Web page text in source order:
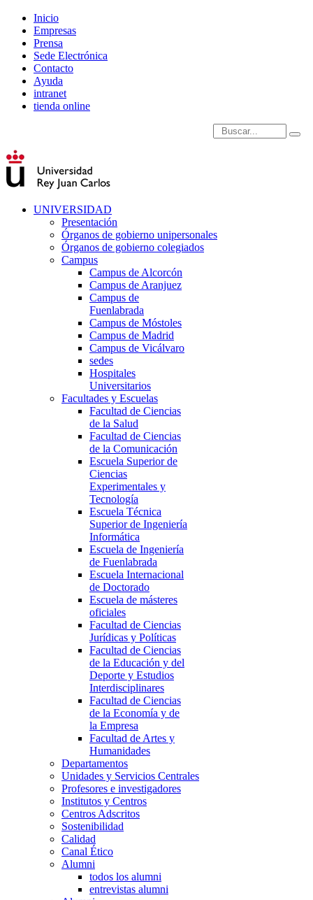
Inicio
Empresas
Prensa
Sede Electrónica
Contacto
Ayuda
intranet
tienda online
Introduce términos de
UNIVERSIDAD
Presentación
Órganos de gobierno unipersonales
Órganos de gobierno colegiados
Campus
Campus de Alcorcón
Campus de Aranjuez
Campus de
Fuenlabrada
Campus de Móstoles
Campus de Madrid
Campus de Vicálvaro
sedes
Hospitales
Universitarios
Facultades y Escuelas
Facultad de Ciencias
de la Salud
Facultad de Ciencias
de la Comunicación
Escuela Superior de
Ciencias
Experimentales y
Tecnología
Escuela Técnica
Superior de Ingeniería
Informática
Escuela de Ingeniería
de Fuenlabrada
Escuela Internacional
de Doctorado
Escuela de másteres
oficiales
Facultad de Ciencias
Jurídicas y Políticas
Facultad de Ciencias
de la Educación y del
Deporte y Estudios
Interdisciplinares
Facultad de Ciencias
de la Economía y de
la Empresa
Facultad de Artes y
Humanidades
Departamentos
Unidades y Servicios Centrales
Profesores e investigadores
Institutos y Centros
Centros Adscritos
Sostenibilidad
Calidad
Canal Ético
Alumni
todos los alumni
entrevistas alumni